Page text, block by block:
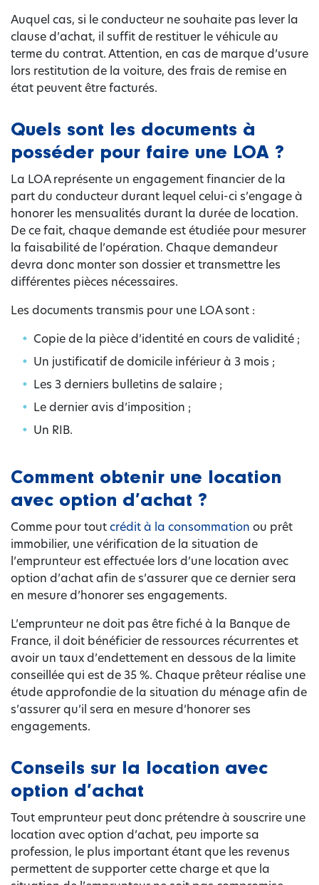
Auquel cas, si le conducteur ne souhaite pas lever la
clause d’achat, il suffit de restituer le véhicule au
terme du contrat. Attention, en cas de marque d’usure
lors restitution de la voiture, des frais de remise en
état peuvent être facturés.
Quels sont les documents à
posséder pour faire une LOA ?
La LOA représente un engagement financier de la
part du conducteur durant lequel celui-ci s’engage à
honorer les mensualités durant la durée de location.
De ce fait, chaque demande est étudiée pour mesurer
la faisabilité de l’opération. Chaque demandeur
devra donc monter son dossier et transmettre les
différentes pièces nécessaires.
Les documents transmis pour une LOA sont :
Copie de la pièce d’identité en cours de validité ;
Un justificatif de domicile inférieur à 3 mois ;
Les 3 derniers bulletins de salaire ;
Le dernier avis d’imposition ;
Un RIB.
Comment obtenir une location
avec option d’achat ?
Comme pour toutcrédit à la consommation ou prêt
immobilier, une vérification de la situation de
l’emprunteur est effectuée lors d’une location avec
option d’achat afin de s’assurer que ce dernier sera
en mesure d’honorer ses engagements.
L’emprunteur ne doit pas être fiché à la Banque de
France, il doit bénéficier de ressources récurrentes et
avoir un taux d’endettement en dessous de la limite
conseillée qui est de 35 %. Chaque prêteur réalise une
étude approfondie de la situation du ménage afin de
s’assurer qu’il sera en mesure d’honorer ses
engagements.
Conseils sur la location avec
option d’achat
Tout emprunteur peut donc prétendre à souscrire une
location avec option d’achat, peu importe sa
profession, le plus important étant que les revenus
permettent de supporter cette charge et que la